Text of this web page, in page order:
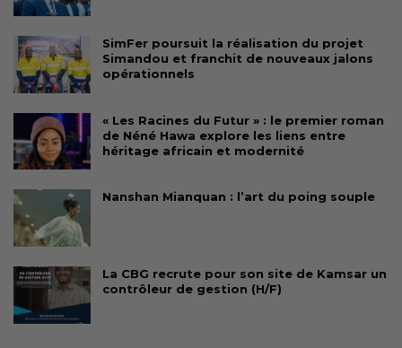
SimFer poursuit la réalisation du projet
Simandou et franchit de nouveaux jalons
opérationnels
« Les Racines du Futur » : le premier roman
de Néné Hawa explore les liens entre
héritage africain et modernité
Nanshan Mianquan : l’art du poing souple
La CBG recrute pour son site de Kamsar un
contrôleur de gestion (H/F)